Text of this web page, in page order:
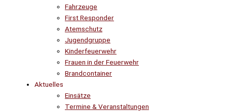
Fahrzeuge
First Responder
Atemschutz
Jugendgruppe
Kinderfeuerwehr
Frauen in der Feuerwehr
Brandcontainer
Aktuelles
Einsätze
Termine & Veranstaltungen